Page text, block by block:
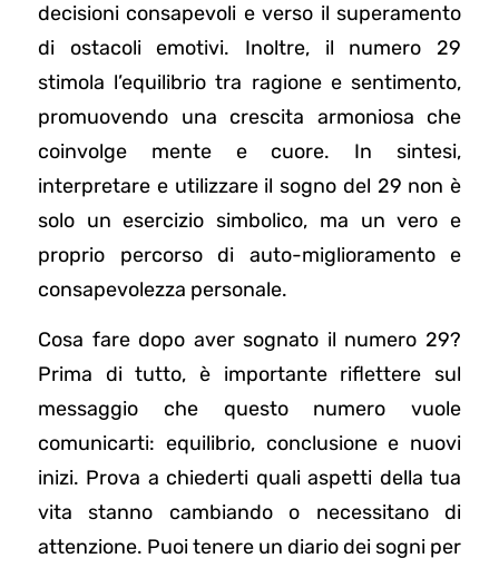
decisioni consapevoli e verso il superamento
di ostacoli emotivi. Inoltre, il numero 29
stimola l’equilibrio tra ragione e sentimento,
promuovendo una crescita armoniosa che
coinvolge mente e cuore. In sintesi,
interpretare e utilizzare il sogno del 29 non è
solo un esercizio simbolico, ma un vero e
proprio percorso di auto-miglioramento e
consapevolezza personale.
Cosa fare dopo aver sognato il numero 29?
Prima di tutto, è importante riflettere sul
messaggio che questo numero vuole
comunicarti: equilibrio, conclusione e nuovi
inizi. Prova a chiederti quali aspetti della tua
vita stanno cambiando o necessitano di
attenzione. Puoi tenere un diario dei sogni per